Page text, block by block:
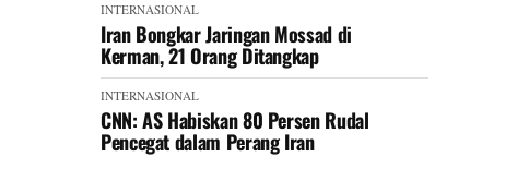
INTERNASIONAL
Iran Bongkar Jaringan Mossad di
Kerman, 21 Orang Ditangkap
INTERNASIONAL
CNN: AS Habiskan 80 Persen Rudal
Pencegat dalam Perang Iran